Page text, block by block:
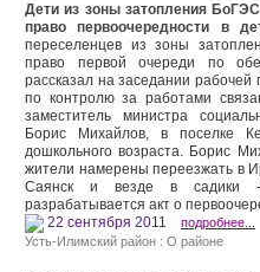
Дети из зоны затопления
право первоочередности в
переселенцев из зоны
право первой очереди по
рассказал на заседании рабочей
по контролю за работами
заместитель министра
Борис Михайлов, в поселке
дошкольного возраста. Борис
жители намерены переезжать в
Саянск и везде в садики -
разрабатывается акт о
22 сентября 2011 подробнее...
Усть-Илимский район : О районе